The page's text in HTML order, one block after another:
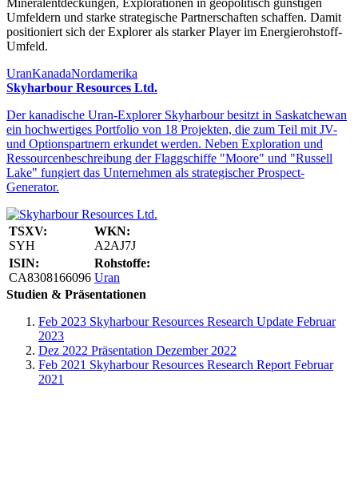
Umfeldern und starke strategische Partnerschaften schaffen. Damit
positioniert sich der Explorer als starker Player im Energierohstoff-
Umfeld.
UranKanadaNordamerika
Skyharbour Resources Ltd.
Der kanadische Uran-Explorer Skyharbour besitzt in Saskatchewan
ein hochwertiges Portfolio von 18 Projekten, die zum Teil mit JV-
und Optionspartnern erkundet werden. Neben Exploration und
Ressourcenbeschreibung der Flaggschiffe "Moore" und "Russell
Lake" fungiert das Unternehmen als strategischer Prospect-
Generator.
TSXV:
SYH
WKN:
A2AJ7J
ISIN:
CA8308166096
Rohstoffe:
Uran
Studien & Präsentationen
Feb 2023 Skyharbour Resources Research Update Februar
2023
Dez 2022 Präsentation Dezember 2022
Feb 2021 Skyharbour Resources Research Report Februar
2021